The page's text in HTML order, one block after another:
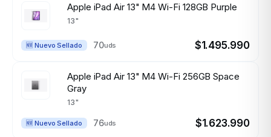
Apple iPad Air 13" M4 Wi-Fi 128GB Purple
13"
🆕 Nuevo Sellado 70uds $1.495.990
Apple iPad Air 13" M4 Wi-Fi 256GB Space
Gray
13"
🆕 Nuevo Sellado 76uds $1.623.990